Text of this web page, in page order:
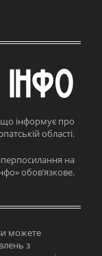
що інформує про
області.
на
обов’язкове.
можете
з